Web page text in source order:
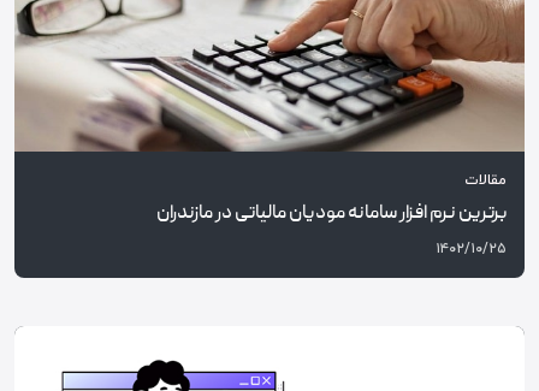
مقالات
برترین نرم افزار سامانه مودیان مالیاتی در مازندران
۱۴۰۲/۱۰/۲۵